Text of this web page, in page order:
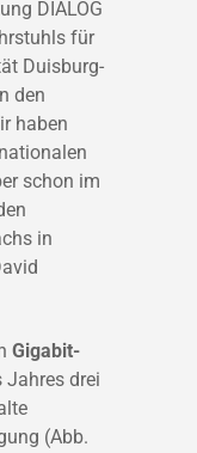
DIALOG
für
Duisburg-
den
haben
schon im
in
Gigabit-
Jahres drei
(Abb.